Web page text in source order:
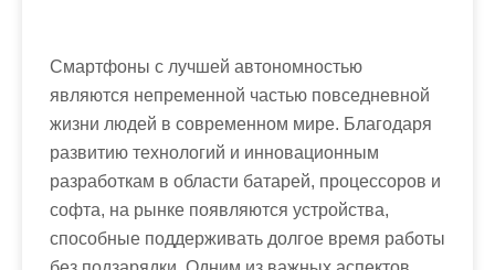
Смартфоны с лучшей автономностью
являются непременной частью повседневной
жизни людей в современном мире. Благодаря
развитию технологий и инновационным
разработкам в области батарей, процессоров и
софта, на рынке появляются устройства,
способные поддерживать долгое время работы